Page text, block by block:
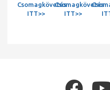
Csomagkövetés
ITT>>
Csomagkövetés
ITT>>